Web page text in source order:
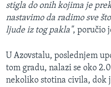
stigla do onih kojima je
nastavimo da radimo sve
ljude iz tog pakla", poručio
U Azovstalu, poslednjem
tom gradu, nalazi se oko
nekoliko stotina civila, dok